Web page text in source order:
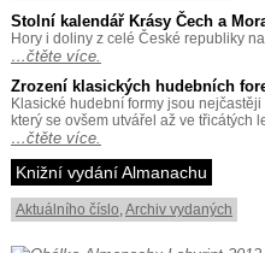
Stolní kalendář Krásy Čech a
Hory i doliny z celé České republiky
…čtěte více.
Zrození klasických hudebních
Klasické hudební formy jsou
který se ovšem utvářel až ve třicátých
…čtěte více.
Knižní vydání Almanachu
Aktuálního číslo,Archiv vydaných